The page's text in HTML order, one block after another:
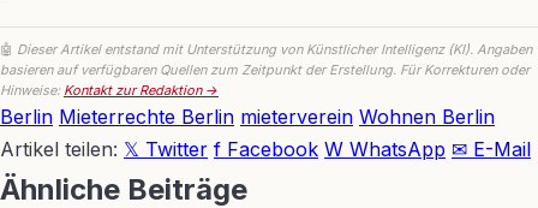
🤖 Dieser Artikel entstand mit Unterstützung von Künstlicher Intelligenz (KI). Angaben
basieren auf verfügbaren Quellen zum Zeitpunkt der Erstellung. Für Korrekturen oder
Hinweise: Kontakt zur Redaktion →
Berlin Mieterrechte Berlin mieterverein Wohnen Berlin
Artikel teilen: 𝕏 Twitter f Facebook W WhatsApp ✉ E-Mail
Ähnliche Beiträge